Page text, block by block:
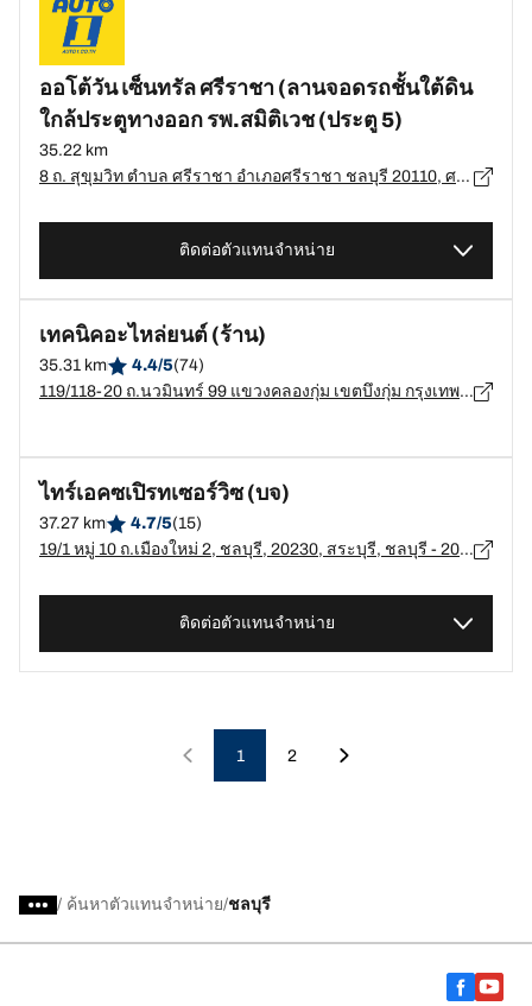
ออโต้วัน เซ็นทรัล ศรีราชา (ลานจอดรถชั้นใต้ดิน
ใกล้ประตูทางออก รพ.สมิติเวช (ประตู 5)
35.22 km
8 ถ. สุขุมวิท ตำบล ศรีราชา อำเภอศรีราชา ชลบุรี 20110, ศรีรำชำ - 20110
ติดต่อตัวแทนจำหน่าย
เทคนิคอะไหล่ยนต์ (ร้าน)
35.31 km 4.4/5(74)
119/118-20 ถ.นวมินทร์ 99 แขวงคลองกุ่ม เขตบึงกุ่ม กรุงเทพมหานคร, กรุงเทพมหานคร - 10230
ไทร์เอคซเปิรทเซอร์วิซ (บจ)
37.27 km 4.7/5(15)
19/1 หมู่ 10 ถ.เมืองใหม่ 2, ชลบุรี, 20230, สระบุรี, ชลบุรี - 20230
ติดต่อตัวแทนจำหน่าย
1 2
/ ค้นหาตัวแทนจำหน่าย ชลบุรี